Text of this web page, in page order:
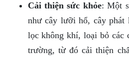
Cải thiện sức khỏe: Một
như cây lưỡi hổ, cây phát
lọc không khí, loại bỏ các
trường, từ đó cải thiện